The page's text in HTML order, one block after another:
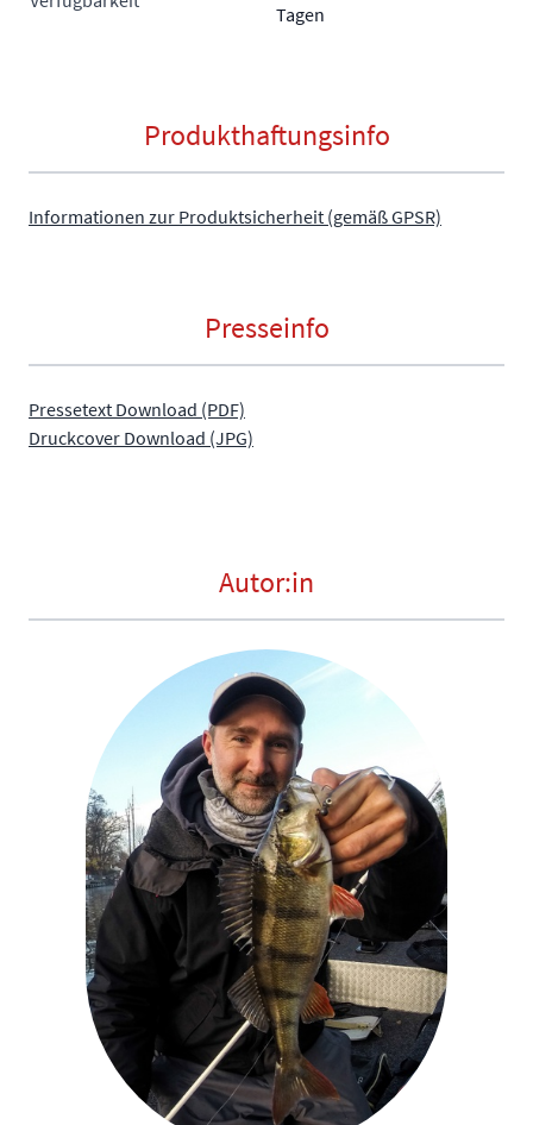
Tagen
Produkthaftungsinfo
Informationen zur Produktsicherheit (gemäß GPSR)
Presseinfo
Pressetext Download (PDF)
Druckcover Download (JPG)
Autor:in